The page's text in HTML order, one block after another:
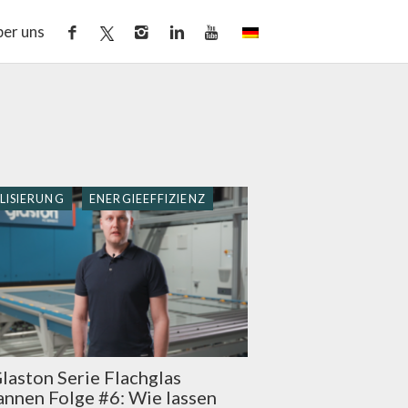
uns
ENERGIEEFFIZIENZ
Serie Flachglas
Folge #6: Wie lassen